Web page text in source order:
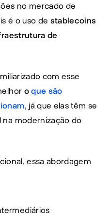
no mercado de
é o uso de stablecoins
de
com esse
o que são
, já que elas têm se
modernização do
essa abordagem